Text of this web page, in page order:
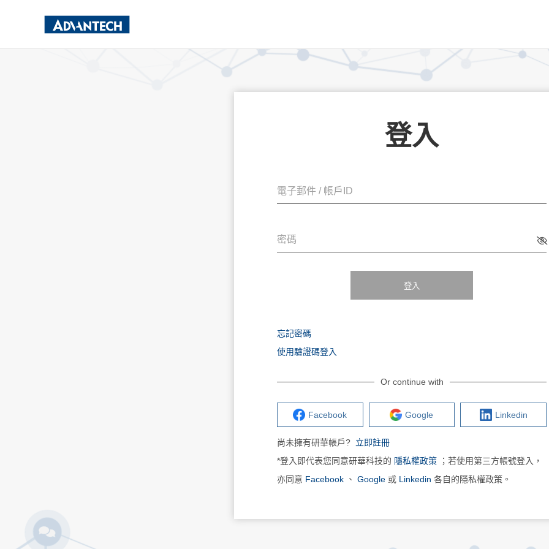
登入
電子郵件 / 帳戶ID
密碼
登入
忘記密碼
使用驗證碼登入
Or continue with
Facebook Google Linkedin
尚未擁有研華帳戶? 立即註冊
*登入即代表您同意研華科技的 隱私權政策 ；若使用第三方帳號登入，
亦同意 Facebook 、 Google 或 Linkedin 各自的隱私權政策。